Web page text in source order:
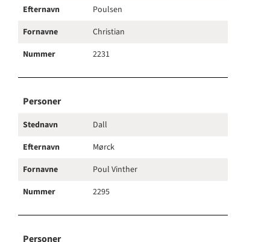
Efternavn
Poulsen
Fornavne
Christian
Nummer
2231
Personer
Stednavn
Dall
Efternavn
Mørck
Fornavne
Poul Vinther
Nummer
2295
Personer